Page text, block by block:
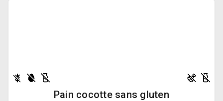
Pain cocotte sans gluten